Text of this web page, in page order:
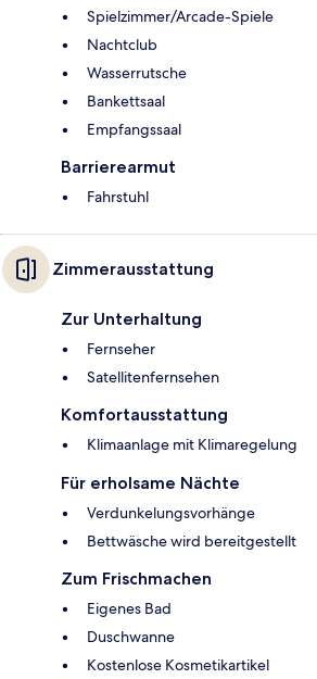
Spielzimmer/Arcade-Spiele
Nachtclub
Wasserrutsche
Bankettsaal
Empfangssaal
Barrierearmut
Fahrstuhl
Zimmerausstattung
Zur Unterhaltung
Fernseher
Satellitenfernsehen
Komfortausstattung
Klimaanlage mit Klimaregelung
Für erholsame Nächte
Verdunkelungsvorhänge
Bettwäsche wird bereitgestellt
Zum Frischmachen
Eigenes Bad
Duschwanne
Kostenlose Kosmetikartikel